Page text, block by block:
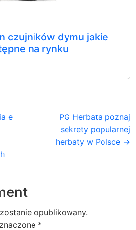
czujników dymu jakie
na rynku
e
PG Herbata poznaj
sekrety popularnej
herbaty w Polsce →
opublikowany.
*